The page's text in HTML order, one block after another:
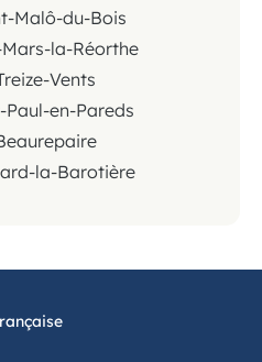
Malô-du-Bois
la-Réorthe
Vents
Paul-en-Pareds
la-Barotière